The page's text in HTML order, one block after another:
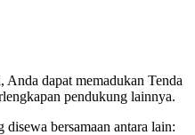
dapat memadukan Tenda
pendukung lainnya.
bersamaan antara lain: